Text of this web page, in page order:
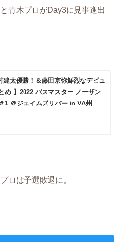
青木プロがDay3に見事進出
建太優勝！＆藤田京弥鮮烈なデビュ
め 】2022 バスマスター ノーザン
1 ＠ジェイムズリバー in VA州
ロは予選敗退に。